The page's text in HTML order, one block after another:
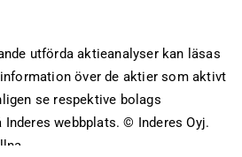
utförda aktieanalyser kan läsas
över de aktier som aktivt
se respektive bolags
webbplats. © Inderes Oyj.